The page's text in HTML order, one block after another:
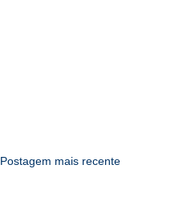
Postagem mais recente